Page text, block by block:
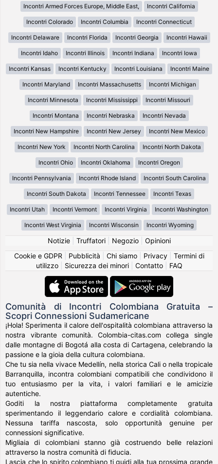
Incontri Armed Forces Europe, Middle East, Incontri California
Incontri Colorado Incontri Columbia Incontri Connecticut
Incontri Delaware Incontri Florida Incontri Georgia Incontri Hawaii
Incontri Idaho Incontri Illinois Incontri Indiana Incontri Iowa
Incontri Kansas Incontri Kentucky Incontri Louisiana Incontri Maine
Incontri Maryland Incontri Massachusetts Incontri Michigan
Incontri Minnesota Incontri Mississippi Incontri Missouri
Incontri Montana Incontri Nebraska Incontri Nevada
Incontri New Hampshire Incontri New Jersey Incontri New Mexico
Incontri New York Incontri North Carolina Incontri North Dakota
Incontri Ohio Incontri Oklahoma Incontri Oregon
Incontri Pennsylvania Incontri Rhode Island Incontri South Carolina
Incontri South Dakota Incontri Tennessee Incontri Texas
Incontri Utah Incontri Vermont Incontri Virginia Incontri Washington
Incontri West Virginia Incontri Wisconsin Incontri Wyoming
Notizie| Truffatori| Negozio| Opinioni
Cookie e GDPR
Pubblicità Chi siamo| Privacy| Termini di
utilizzo| Sicurezza dei minori| Contatto| FAQ
Comunità di Incontri Colombiana Gratuita –
Scopri Connessioni Sudamericane
¡Hola! Sperimenta il calore dell'ospitalità colombiana attraverso la
nostra vibrante comunità. Colombia-citas.com collega single
dalle montagne di Bogotá alla costa di Cartagena, celebrando la
passione e la gioia della cultura colombiana.
Che tu sia nella vivace Medellín, nella storica Cali o nella tropicale
Barranquilla, incontra colombiani compatibili che condividono il
tuo entusiasmo per la vita, i valori familiari e le amicizie
autentiche.
Goditi la nostra piattaforma completamente gratuita
sperimentando il leggendario calore e cordialità colombiana.
Nessuna tariffa nascosta, solo opportunità genuine per
connessioni significative.
Migliaia di colombiani stanno già costruendo belle relazioni
attraverso la nostra comunità di fiducia.
Lascia che lo spirito colombiano ti guidi alla tua prossima grande